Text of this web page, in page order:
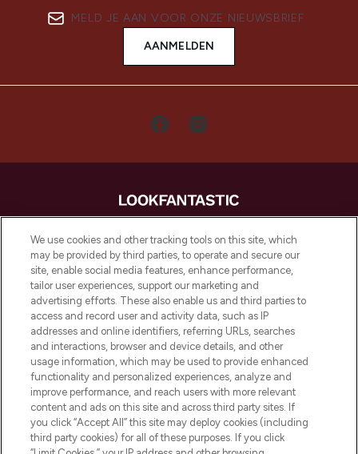
MELD JE AAN VOOR ONZE NIEUWSBRIEF
AANMELDEN
LOOKFANTASTIC is de ultieme online
beautybestemming van Europa, met de
beste huidverzorging, haarproducten en
make-up van meer dan 200 topmerken.
Shop online of via de app, met gratis
verzending vanaf €40.
Cookie-toestemming
Do Not Sell or Share My Personal
Information
HELP & INFORMATIE
We use cookies and other tracking tools on this site, which
may be provided by third parties, to operate and secure our
site, enable social media features, enhance performance,
tailor user experiences, support our marketing and
advertising efforts. These also enable us and third parties to
access and record user and activity data, such as IP
addresses and online identifiers, referring URLs, searches
and interactions, browser and device details, and other
usage information, which may be used to provide enhanced
functionality and personalized experiences, analyze and
improve performance, and reach users with more relevant
content and ads on this site and across third party sites. If
you click “Accept All” this site may deploy cookies (including
third party cookies) for all of these purposes. If you click